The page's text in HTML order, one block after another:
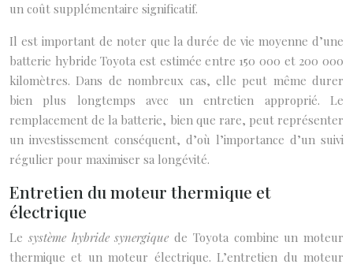
un coût supplémentaire significatif.
Il est important de noter que la durée de vie moyenne d’une
batterie hybride Toyota est estimée entre 150 000 et 200 000
kilomètres. Dans de nombreux cas, elle peut même durer
bien plus longtemps avec un entretien approprié. Le
remplacement de la batterie, bien que rare, peut représenter
un investissement conséquent, d’où l’importance d’un suivi
régulier pour maximiser sa longévité.
Entretien du moteur thermique et
électrique
Le système hybride synergique de Toyota combine un moteur
thermique et un moteur électrique. L’entretien du moteur